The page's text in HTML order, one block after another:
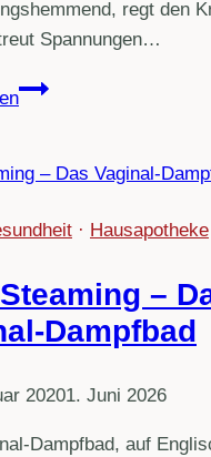
regt den
Spannungen…
Ingwerkompressen
· Hausapotheke
–
Dampfbad
20201. Juni 2026
Dampfbad, auf